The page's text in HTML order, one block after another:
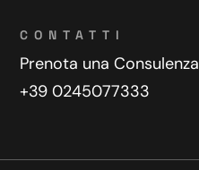
CONTATTI
Prenota una Consulenza
+39 0245077333